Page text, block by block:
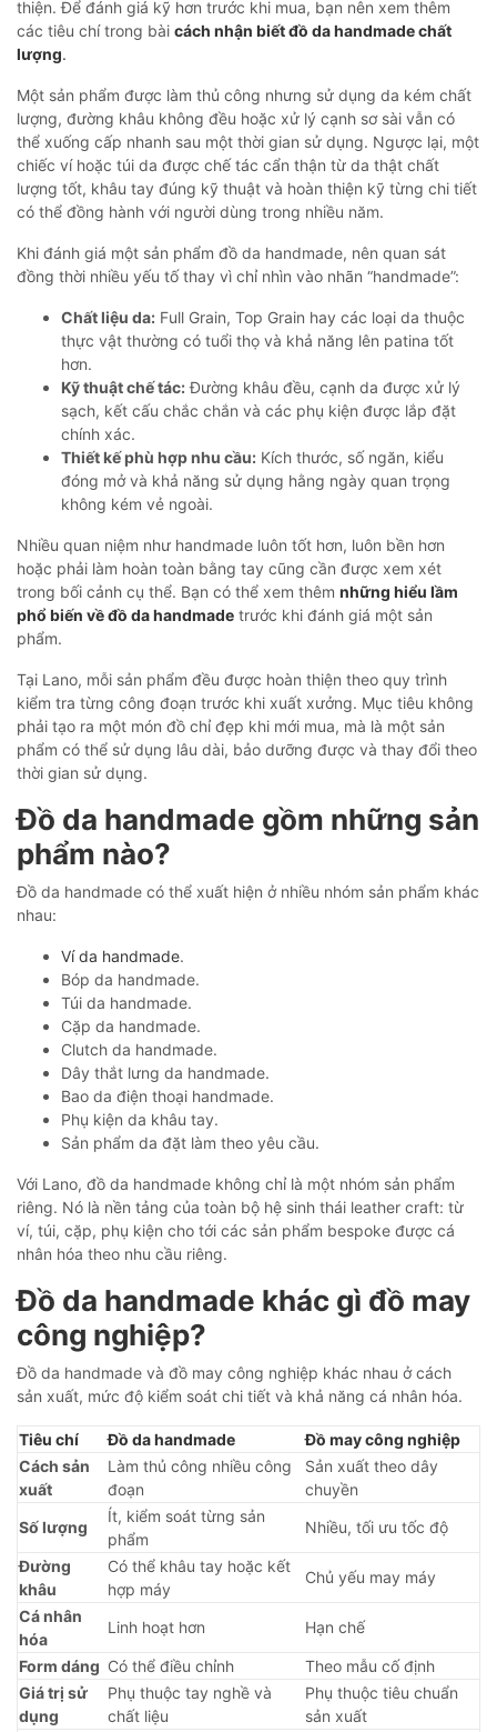
thiện. Để đánh giá kỹ hơn trước khi mua, bạn nên xem thêm
các tiêu chí trong bài cách nhận biết đồ da handmade chất
lượng.
Một sản phẩm được làm thủ công nhưng sử dụng da kém chất
lượng, đường khâu không đều hoặc xử lý cạnh sơ sài vẫn có
thể xuống cấp nhanh sau một thời gian sử dụng. Ngược lại, một
chiếc ví hoặc túi da được chế tác cẩn thận từ da thật chất
lượng tốt, khâu tay đúng kỹ thuật và hoàn thiện kỹ từng chi tiết
có thể đồng hành với người dùng trong nhiều năm.
Khi đánh giá một sản phẩm đồ da handmade, nên quan sát
đồng thời nhiều yếu tố thay vì chỉ nhìn vào nhãn “handmade”:
Chất liệu da: Full Grain, Top Grain hay các loại da thuộc
thực vật thường có tuổi thọ và khả năng lên patina tốt
hơn.
Kỹ thuật chế tác:Đường khâu đều, cạnh da được xử lý
sạch, kết cấu chắc chắn và các phụ kiện được lắp đặt
chính xác.
Thiết kế phù hợp nhu cầu: Kích thước, số ngăn, kiểu
đóng mở và khả năng sử dụng hằng ngày quan trọng
không kém vẻ ngoài.
Nhiều quan niệm như handmade luôn tốt hơn, luôn bền hơn
hoặc phải làm hoàn toàn bằng tay cũng cần được xem xét
trong bối cảnh cụ thể. Bạn có thể xem thêm những hiểu lầm
phổ biến về đồ da handmade trước khi đánh giá một sản
phẩm.
Tại Lano, mỗi sản phẩm đều được hoàn thiện theo quy trình
kiểm tra từng công đoạn trước khi xuất xưởng. Mục tiêu không
phải tạo ra một món đồ chỉ đẹp khi mới mua, mà là một sản
phẩm có thể sử dụng lâu dài, bảo dưỡng được và thay đổi theo
thời gian sử dụng.
Đồ da handmade gồm những sản
phẩm nào?
Đồ da handmade có thể xuất hiện ở nhiều nhóm sản phẩm khác
nhau:
Ví da handmade.
Bóp da handmade.
Túi da handmade.
Cặp da handmade.
Clutch da handmade.
Dây thắt lưng da handmade.
Bao da điện thoại handmade.
Phụ kiện da khâu tay.
Sản phẩm da đặt làm theo yêu cầu.
Với Lano, đồ da handmade không chỉ là một nhóm sản phẩm
riêng. Nó là nền tảng của toàn bộ hệ sinh thái leather craft: từ
ví, túi, cặp, phụ kiện cho tới các sản phẩm bespoke được cá
nhân hóa theo nhu cầu riêng.
Đồ da handmade khác gì đồ may
công nghiệp?
Đồ da handmade và đồ may công nghiệp khác nhau ở cách
sản xuất, mức độ kiểm soát chi tiết và khả năng cá nhân hóa.
Tiêu chí Đồ da handmade
Đồ may công nghiệp
Cách sản
xuất
Làm thủ công nhiều công
đoạn
Sản xuất theo dây
chuyền
Số lượng
Ít, kiểm soát từng sản
phẩm
Nhiều, tối ưu tốc độ
Đường
khâu
Có thể khâu tay hoặc kết
hợp máy
Chủ yếu may máy
Cá nhân
hóa
Linh hoạt hơn Hạn chế
Form dáng Có thể điều chỉnh
Theo mẫu cố định
Giá trị sử
dụng
Phụ thuộc tay nghề và
chất liệu
Phụ thuộc tiêu chuẩn
sản xuất